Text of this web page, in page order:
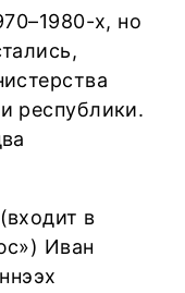
х, но
республики.
в
Иван